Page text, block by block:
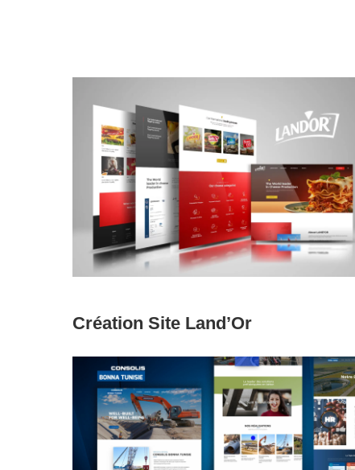
Création Site Land’Or
more